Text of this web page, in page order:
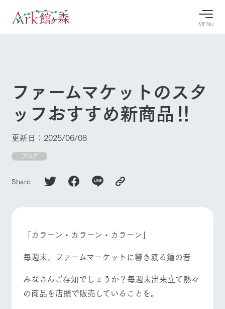
MENU
牧場へ行
よく見られている情報
今日の牧
案内
ガーデンの開花
状況などを毎日
イベン
ント・フェアの
情報やスケジュ
牧場の楽
フラワー
ガーデン
花のある美しい
自然環境の中、
季節の移り変わ
動物とふ
れあう
触れて、感じ
て、学ぶ。館ヶ
森の雄大な自然
アクティ
ビティ／
ホーム
Ark館ヶ森について
牧場に行く
ArkFarm Wedding
お知らせ
牧場トップ 今日の牧場 牧場の楽しみ方
ファームマケットのスタ
ッフおすすめ新商品‼
更新日：2025/06/08
ブログ
Share
「カラーン・カラーン・カラーン」
毎週末、ファームマーケットに響き渡る鐘の音
みなさんご存知でしょうか？毎週末出来立て熱々
の商品を店頭で販売していることを。